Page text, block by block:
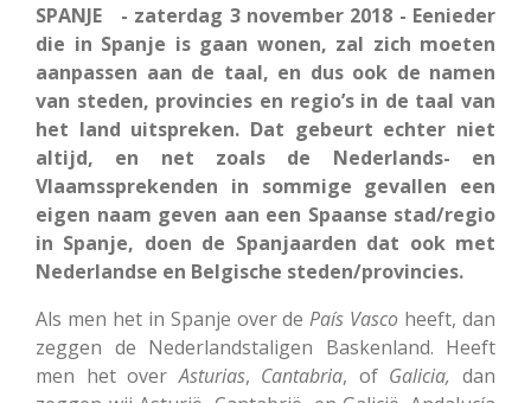
SPANJE - zaterdag 3 november 2018 - Eenieder
die in Spanje is gaan wonen, zal zich moeten
aanpassen aan de taal, en dus ook de namen
van steden, provincies en regio’s in de taal van
het land uitspreken. Dat gebeurt echter niet
altijd, en net zoals de Nederlands- en
Vlaamssprekenden in sommige gevallen een
eigen naam geven aan een Spaanse stad/regio
in Spanje, doen de Spanjaarden dat ook met
Nederlandse en Belgische steden/provincies.
Als men het in Spanje over dePaís Vasco heeft, dan
zeggen de Nederlandstaligen Baskenland. Heeft
men het overAsturias, Cantabria, of Galicia, dan